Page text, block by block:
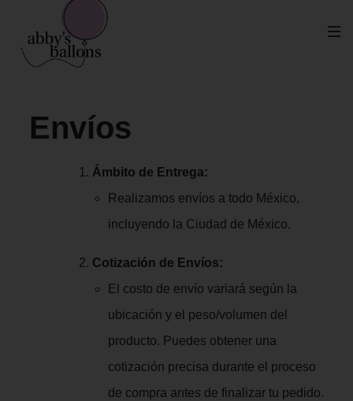
Política De Envíos Y Devoluciones
Home
Envíos
Ámbito de Entrega:
Realizamos envíos a todo México,
incluyendo la Ciudad de México.
Cotización de Envíos:
El costo de envío variará según la
ubicación y el peso/volumen del
producto. Puedes obtener una
cotización precisa durante el proceso
de compra antes de finalizar tu pedido.